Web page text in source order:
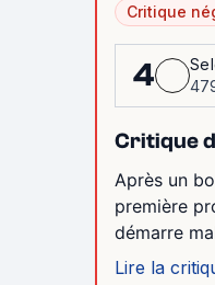
Critique
4
Critique
Après un
première
démarre
Lire la